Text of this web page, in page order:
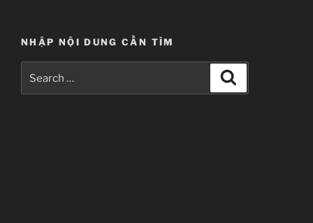
[MQ]
(Ongoing)”
NHẬP NỘI DUNG CẦN TÌM
for: